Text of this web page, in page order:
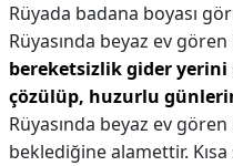
Rüyada badana boyası
Rüyasında beyaz ev
bereketsizlik gider yerini
çözülüp, huzurlu
Rüyasında beyaz ev
beklediğine alamettir.